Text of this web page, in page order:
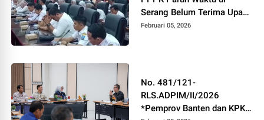
Serang Belum Terima Upah,
Meratap Minta Keadilan"
Februari 05, 2026
No. 481/121-
RLS.ADPIM/II/2026
*Pemprov Banten dan KPK